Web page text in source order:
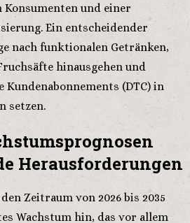
Konsumenten und einer
Ein entscheidender
nach funktionalen Getränken,
hinausgehen und
(DTC) in
setzen.
Herausforderungen
Zeitraum von 2026 bis 2035
Wachstum hin, das vor allem